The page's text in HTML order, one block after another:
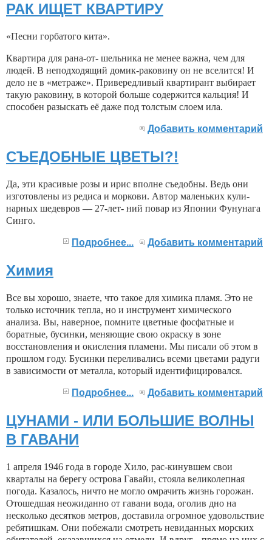
РАК ИЩЕТ КВАРТИРУ
«Песни горбатого кита».
Квартира для рана-от- шельника не менее важна, чем для
людей. В неподходя­щий домик-раковину он не вселится! И
дело не в «метра­же». Привередливый кварти­рант выбирает
такую рако­вину, в которой больше со­держится кальция! И
спосо­бен разыскать её даже под толстым слоем ила.
Добавить комментарий
СЪЕДОБНЫЕ ЦВЕТЫ?!
Да, эти красивые розы и ирис вполне съедобны. Ведь они
изготовлены из редиса и мор­кови. Автор маленьких кули­
нарных шедевров — 27-лет- ний повар из Японии Фунуна­га
Синго.
Подробнее... Добавить комментарий
Химия
Все вы хорошо, знаете, что такое для химика пламя. Это не
только ис­точник тепла, но и инструмент химического
анализа. Вы, наверное, пом­ните цветные фосфатные и
боратные, бусинки, меняющие свою окраску в зоне
восстановления и окисления пламени. Мы писали об этом в
про­шлом году. Бусинки переливались всеми цветами радуги
в зависимости от металла, который идентифициро­вался.
Подробнее... Добавить комментарий
ЦУНАМИ - ИЛИ БОЛЬШИЕ ВОЛНЫ
В ГАВАНИ
1 апреля 1946 года в городе Хило, рас-кинувшем свои
кварталы на берегу острова Гавайи, стояла великолепная
погода. Казалось, ничто не могло омрачить жизнь горожан.
Отошедшая неожиданно от гавани вода, оголив дно на
несколько десятков метров, доставила огромное удовольствие
ребятишкам. Они побежали смотреть невиданных морских